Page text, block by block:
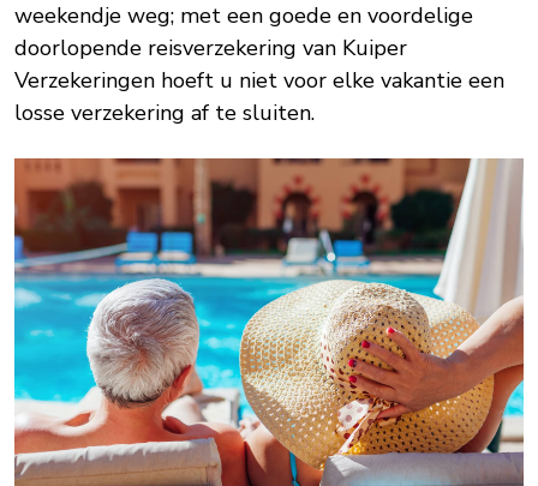
weekendje weg; met een goede en voordelige
doorlopende reisverzekering van Kuiper
Verzekeringen hoeft u niet voor elke vakantie een
losse verzekering af te sluiten.